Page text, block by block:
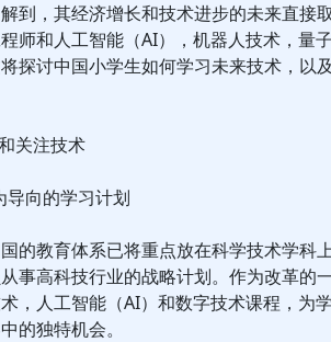
到，其经济增长和技术进步的未来直接
师和人工智能（AI），机器人技术，量
探讨中国小学生如何学习未来技术，以
关注技术
导向的学习计划
的教育体系已将重点放在科学技术学科
事高科技行业的战略计划。作为改革的
，人工智能（AI）和数字技术课程，为
的独特机会。